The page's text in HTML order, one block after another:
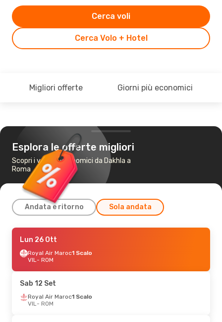
Cerca Volo + Hotel
Cerca voli
Migliori offerte Giorni più economici
Esplora le offerte migliori
Scopri i voli più economici da Dakhla a
Roma
Andata e ritorno Sola andata
Dom 6 Set- Lun 14 Set
Royal Air Maroc1 Scalo
VIL- ROM
ROM- VIL
Lun 26 Ott
Royal Air Maroc1 Scalo
VIL- ROM
Sab 12 Set
Royal Air Maroc1 Scalo
VIL- ROM